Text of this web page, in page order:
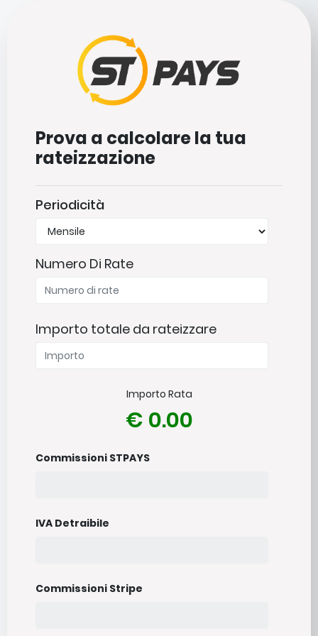
Prova a calcolare la tua
rateizzazione
Periodicità
Numero Di Rate
Importo totale da rateizzare
Importo Rata
€ 0.00
Commissioni STPAYS
IVA Detraibile
Commissioni Stripe